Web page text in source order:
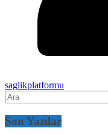
saglikplatformu
Son Yazılar